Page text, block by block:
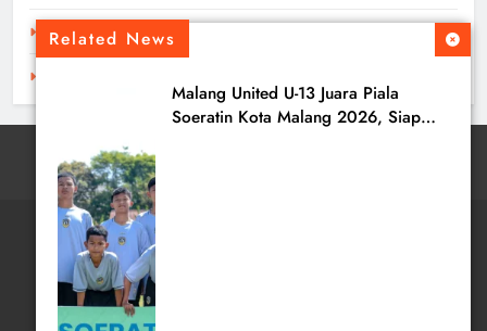
Related News
Malang United U-13 Juara Piala
Soeratin Kota Malang 2026, Siap
Agustus 2024
tentangbola.com - 2026. All Rights Reserved